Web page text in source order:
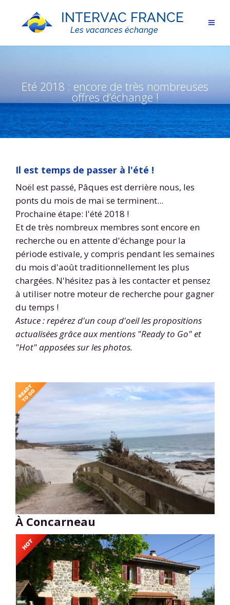
Eté 2018 : encore de très nombreuses
offres d’échange !
Il est temps de passer à l'été !
Noël est passé, Pâques est derrière nous, les
ponts du mois de mai se terminent...
Prochaine étape: l'été 2018 !
Et de très nombreux membres sont encore en
recherche ou en attente d'échange pour la
période estivale, y compris pendant les semaines
du mois d'août traditionnellement les plus
chargées. N'hésitez pas à les contacter et pensez
à utiliser notre moteur de recherche pour gagner
du temps !
Astuce : repérez d'un coup d'oeil les propositions
actualisées grâce aux mentions "Ready to Go" et
"Hot" apposées sur les photos.
À Concarneau